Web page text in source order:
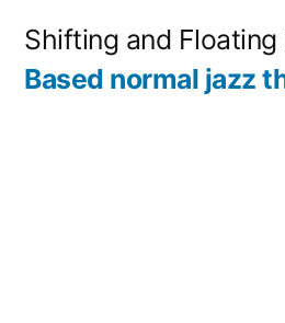
Shifting and Floating
Based normal jazz